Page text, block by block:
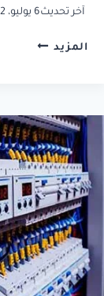
آخر تحديث6 يوليو، 2022
المزيد كشف
الأحمال
بالرياض